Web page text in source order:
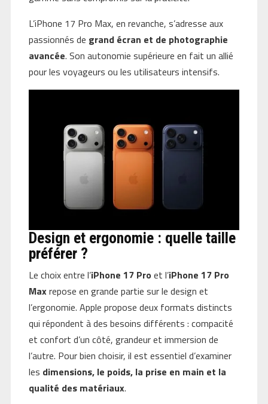
L’iPhone 17 Pro Max, en revanche, s’adresse aux
passionnés de grand écran et de photographie
avancée. Son autonomie supérieure en fait un allié
pour les voyageurs ou les utilisateurs intensifs.
Design et ergonomie : quelle taille
préférer ?
Le choix entre l’iPhone 17 Pro et l’iPhone 17 Pro
Maxrepose en grande partie sur le design et
l’ergonomie. Apple propose deux formats distincts
qui répondent à des besoins différents : compacité
et confort d’un côté, grandeur et immersion de
l’autre. Pour bien choisir, il est essentiel d’examiner
les dimensions, le poids, la prise en main et la
qualité des matériaux.